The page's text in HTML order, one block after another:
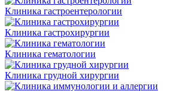
Клиника гастроентерологии
Клиника гастрохирургии
Клиника гематологии
Клиника грудной хирургии